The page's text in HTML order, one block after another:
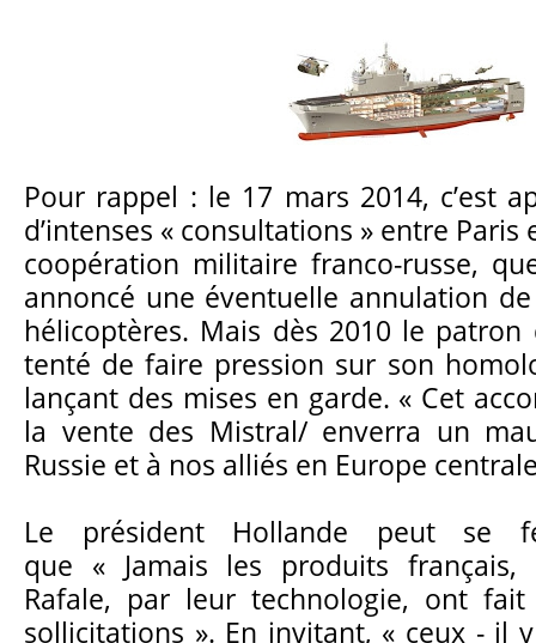
Pour rappel : le 17 mars 2014, c’est
d’intenses « consultations » entre
coopération militaire franco-russe,
annoncé une éventuelle annulation
hélicoptères. Mais dès 2010 le
tenté de faire pression sur son
lançant des mises en garde. « Cet
la vente des Mistral/ enverra un
Russie et à nos alliés en Europe
Le président Hollande peut se
que « Jamais les produits français,
Rafale, par leur technologie, ont
sollicitations ». En invitant, « ceux - il